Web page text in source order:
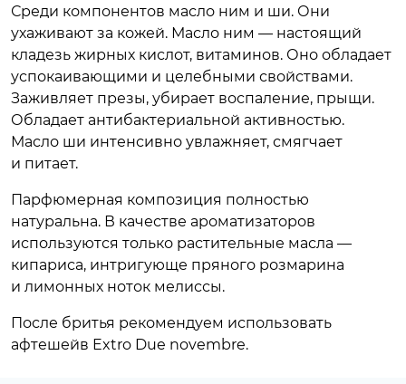
Среди компонентов масло ним и ши. Они
ухаживают за кожей. Масло ним — настоящий
кладезь жирных кислот, витаминов. Оно обладает
успокаивающими и целебными свойствами.
Заживляет презы, убирает воспаление, прыщи.
Обладает антибактериальной активностью.
Масло ши интенсивно увлажняет, смягчает
и питает.
Парфюмерная композиция полностью
натуральна. В качестве ароматизаторов
используются только растительные масла —
кипариса, интригующе пряного розмарина
и лимонных ноток мелиссы.
После бритья рекомендуем использовать
афтешейв Extro Due novembre.